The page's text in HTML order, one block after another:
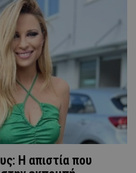
Η απιστία που